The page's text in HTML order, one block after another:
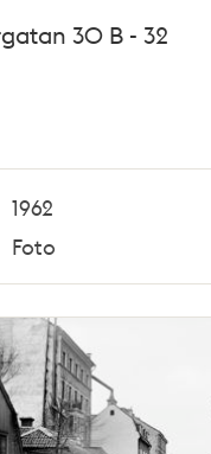
30 B - 32
1962
Foto